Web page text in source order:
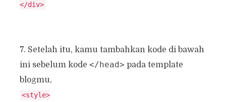
</div>
7. Setelah itu, kamu tambahkan kode di bawah
ini sebelum kode</head> pada template
blogmu,
<style>